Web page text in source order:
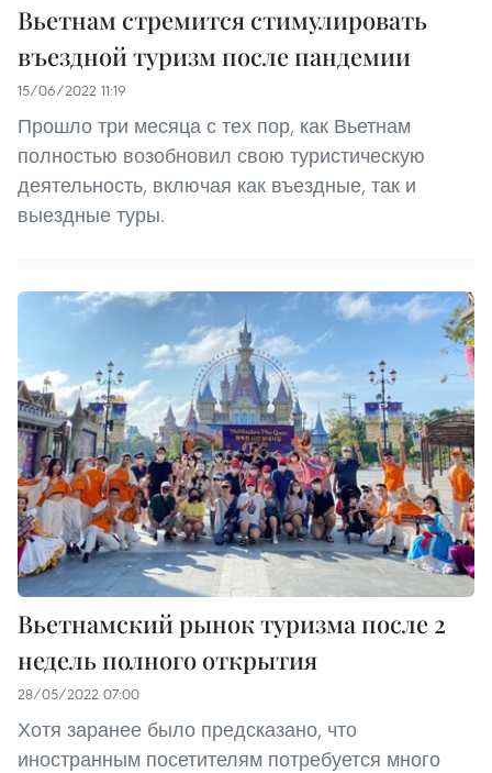
Вьетнам стремится стимулировать
въездной туризм после пандемии
15/06/2022 11:19
Прошло три месяца с тех пор, как Вьетнам
полностью возобновил свою туристическую
деятельность, включая как въездные, так и
выездные туры.
Вьетнамский рынок туризма после 2
недель полного открытия
28/05/2022 07:00
Хотя заранее было предсказано, что
иностранным посетителям потребуется много